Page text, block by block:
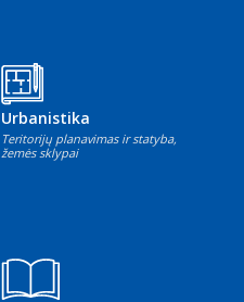
Urbanistika
Teritorijų planavimas ir statyba,
žemės sklypai